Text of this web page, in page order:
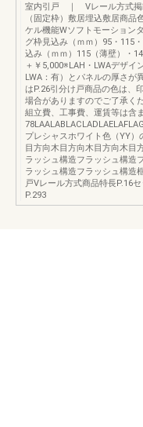
室内引戸 ｜ Vレール方式掲
（固定枠）敷居埋込敷居商品
ケル機能Wソフトモーション
グ枠見込み（ｍｍ）95・115
込み（ｍｍ）115（薄壁）・
＋￥5,000※LAH・LWAデザイ
LWA：有）とパネルの厚さが
はP.26引分け戸商品の色は、
場合がありますのでご了承く
組立費、工事費、運賃等は含
プレシャスホワイト色（YY
目方向木目方向木目方向木目
ラッシュ構造フラッシュ構造
ラッシュ構造フラッシュ構造
戸Vレール方式商品特長P.16
P.293